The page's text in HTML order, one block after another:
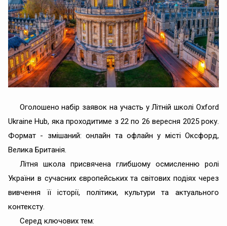
Оголошено набір заявок на участь у Літній школі Oxford
Ukraine Hub, яка проходитиме з 22 по 26 вересня 2025 року.
Формат - змішаний: онлайн та офлайн у місті Оксфорд,
Велика Британія.
Літня школа присвячена глибшому осмисленню ролі
України в сучасних європейських та світових подіях через
вивчення її історії, політики, культури та актуального
контексту.
Серед ключових тем: